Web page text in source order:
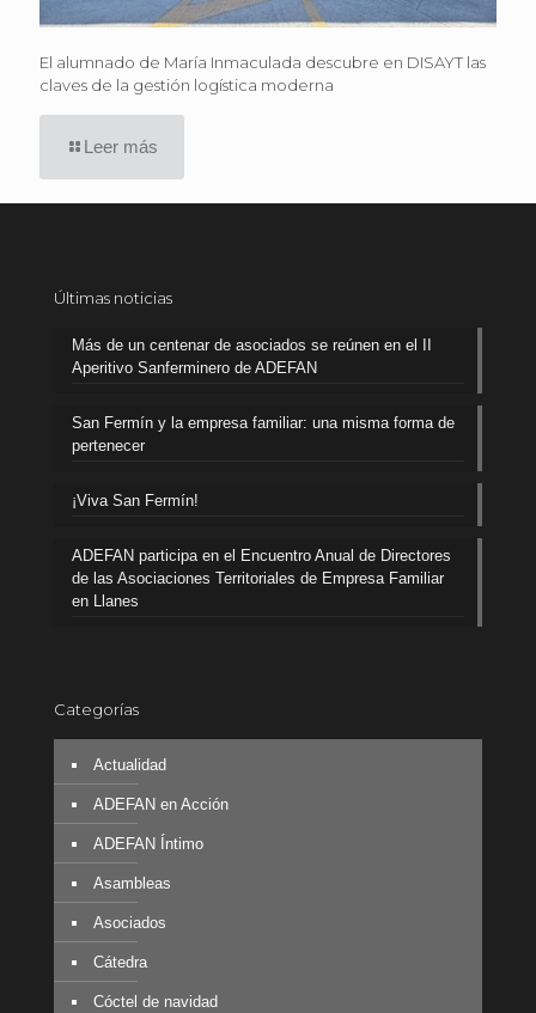
El alumnado de María Inmaculada descubre en DISAYT las
claves de la gestión logística moderna
Leer más
Últimas noticias
Más de un centenar de asociados se reúnen en el II
Aperitivo Sanferminero de ADEFAN
San Fermín y la empresa familiar: una misma forma de
pertenecer
¡Viva San Fermín!
ADEFAN participa en el Encuentro Anual de Directores
de las Asociaciones Territoriales de Empresa Familiar
en Llanes
Categorías
Actualidad
ADEFAN en Acción
ADEFAN Íntimo
Asambleas
Asociados
Cátedra
Cóctel de navidad